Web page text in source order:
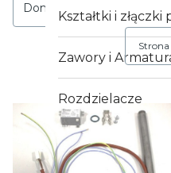
Kształtki i złączki
Zawory i
Rozdzielacze
Grzejniki
Domyślne
Strona